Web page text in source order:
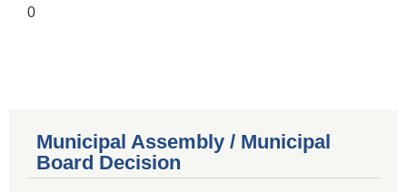
0
Municipal Assembly / Municipal
Board Decision